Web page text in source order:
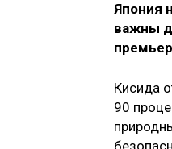
Япония
важны
Кисида
90